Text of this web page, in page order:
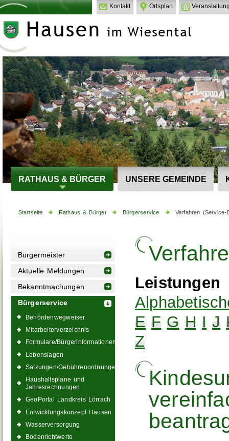
Kontakt Ortsplan
RATHAUS & BÜRGER UNSERE GEMEINDE
Startseite Rathaus & Bürger Bürgerservice Verfahren (Service-
Bürgermeister
Aktuelle Meldungen
Bekanntmachungen
Bürgerservice
Behördenwegweiser
Mitarbeiterverzeichnis
Formulare/Bürgerinformationen
Lebenslagen
Satzungen/Gebührenordnungen
Haushaltspläne und
Jahresrechnungen
GeoPortal Landkreis Lörrach
Entwicklungskonzept Hausen
Wasserversorgung
Bodenrichtwerte
Leistungen
E F G H I J
Z